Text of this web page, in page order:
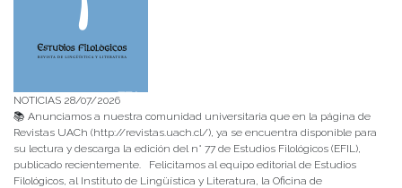
NOTICIAS 28/07/2026
📚 Anunciamos a nuestra comunidad universitaria que en la página de
Revistas UACh (http://revistas.uach.cl/), ya se encuentra disponible para
su lectura y descarga la edición del n° 77 de Estudios Filológicos (EFIL),
publicado recientemente. Felicitamos al equipo editorial de Estudios
Filológicos, al Instituto de Lingüística y Literatura, la Oficina de